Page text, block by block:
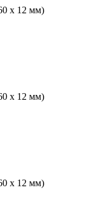
х 12 мм)
х 12 мм)
х 12 мм)